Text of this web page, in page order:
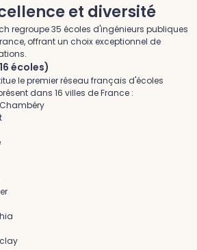
et diversité
regroupe 35 écoles d'ingénieurs publiques
offrant un choix exceptionnel de
écoles)
le premier réseau français d'écoles
dans 16 villes de France :